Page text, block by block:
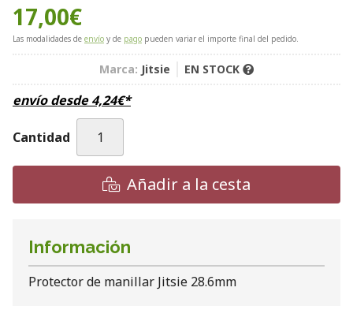
17,00€
Las modalidades de envío y de pago pueden variar el importe final del pedido.
Marca: Jitsie EN STOCK
envío desde4,24€*
Cantidad
Añadir a la cesta
Información
Protector de manillar Jitsie 28.6mm